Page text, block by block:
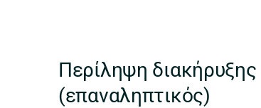
Περίληψη
(επαναληπτικός)